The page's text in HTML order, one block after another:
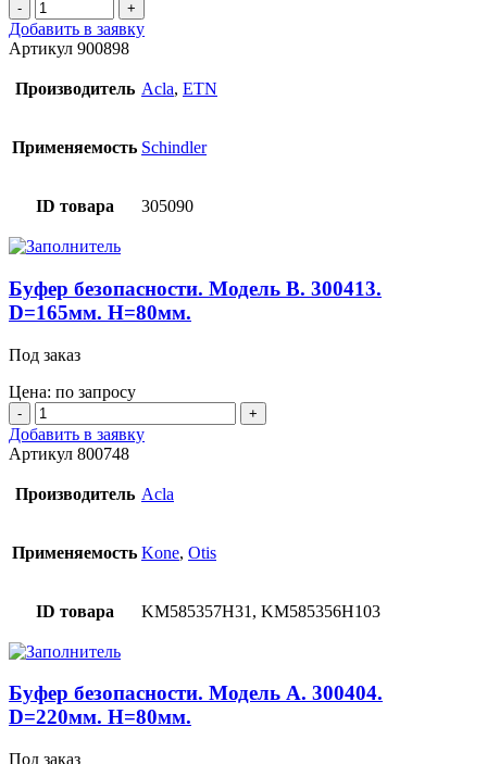
Количество
товара
Масленка
лифта.
Направляющая
Добавить в заявку
Артикул 900898
Производитель Acla, ETN
Применяемость Schindler
ID товара 305090
Буфер безопасности. Модель B. 300413.
D=165мм. H=80мм.
Под заказ
Цена: по запросу
Количество
товара
Буфер
безопасности.
Модель
D=165мм.
Добавить в заявку
Артикул 800748
Производитель Acla
Применяемость Kone, Otis
ID товара KM585357H31, KM585356H103
Буфер безопасности. Модель A. 300404.
D=220мм. H=80мм.
Под заказ